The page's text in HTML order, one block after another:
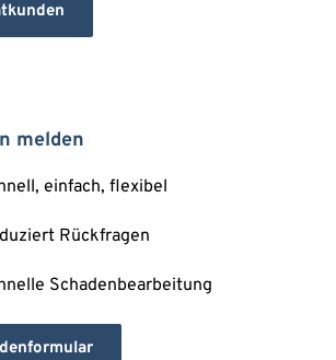
melden
einfach, flexibel
Rückfragen
Schadenbearbeitung